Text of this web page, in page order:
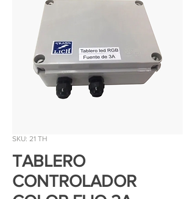
SKU: 21 TH
TABLERO
CONTROLADOR